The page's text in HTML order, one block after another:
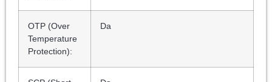
OTP (Over
Temperature
Protection):
Da